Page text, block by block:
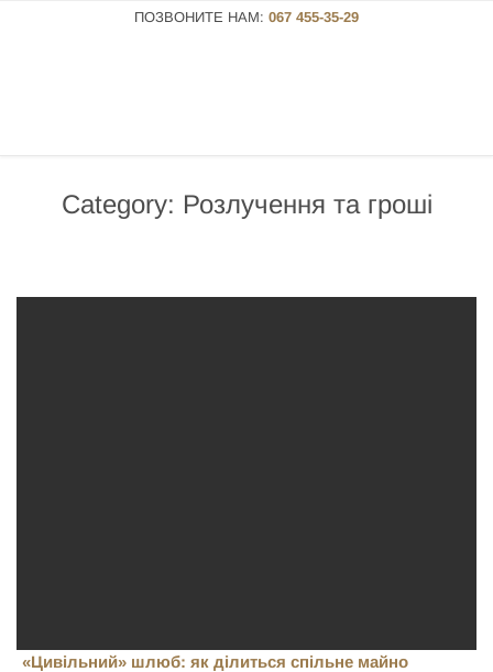
ПОЗВОНИТЕ НАМ: 067 455-35-29
Category: Розлучення та гроші
«Цивільний» шлюб: як ділиться спільне майно